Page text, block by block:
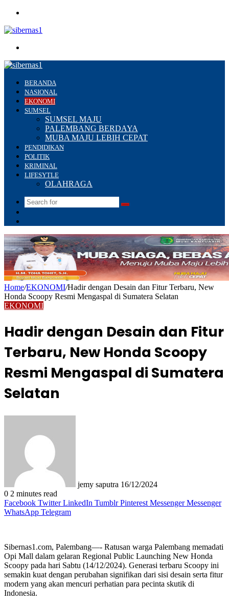
BERANDA
NASIONAL
EKONOMI
SUMSEL
SUMSEL MAJU
PALEMBANG BERDAYA
MUBA MAJU LEBIH CEPAT
PENDIDIKAN
POLITIK
KRIMINAL
LIFESYTLE
OLAHRAGA
Search
Home/EKONOMI/Hadir dengan Desain dan Fitur Terbaru, New
Honda Scoopy Resmi Mengaspal di Sumatera Selatan
EKONOMI
Hadir dengan Desain dan Fitur
Terbaru, New Honda Scoopy
Resmi Mengaspal di Sumatera
Selatan
jemy saputra 16/12/2024
0 2 minutes read
Facebook Twitter LinkedIn Tumblr Pinterest Messenger Messenger
WhatsApp Telegram
Sibernas1.com, Palembang—- Ratusan warga Palembang memadati
Opi Mall dalam gelaran Regional Public Launching New Honda
Scoopy pada hari Sabtu (14/12/2024). Generasi terbaru Scoopy ini
semakin kuat dengan perubahan signifikan dari sisi desain serta fitur
modern yang akan mencuri perhatian para pecinta skutik di
Indonesia.